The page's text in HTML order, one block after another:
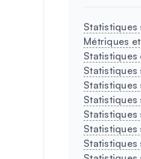
Métriques
Statistiques
Statistiques
Statistiques